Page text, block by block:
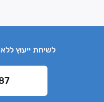
לשיחת ייעוץ